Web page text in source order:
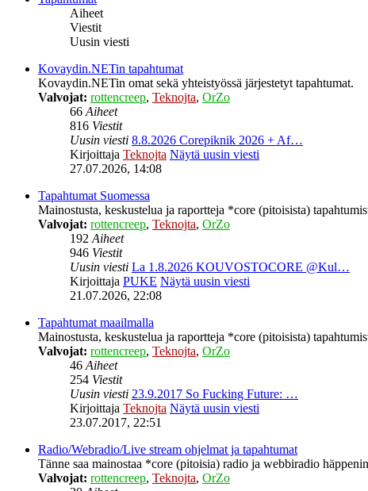
Aiheet
Viestit
Uusin viesti
Kovaydin.NETin tapahtumat
Kovaydin.NETin omat sekä yhteistyössä järjestetyt tapahtumat.
Valvojat: rottencreep, Teknojta, OrZo
66Aiheet
816 Viestit
Uusin viesti 8.8.2026 Corepiknik 2026 + Af…
Kirjoittaja Teknojta Näytä uusin viesti
27.07.2026, 14:08
Tapahtumat Suomessa
Mainostusta, keskustelua ja raportteja *core (pitoisista)
Valvojat: rottencreep, Teknojta, OrZo
192Aiheet
946 Viestit
Uusin viesti La 1.8.2026 KOUVOSTOCORE @Kul…
Kirjoittaja PUKE Näytä uusin viesti
21.07.2026, 22:08
Tapahtumat maailmalla
Mainostusta, keskustelua ja raportteja *core (pitoisista)
Valvojat: rottencreep, Teknojta, OrZo
46Aiheet
254 Viestit
Uusin viesti 23.9.2017 So Fucking Future: …
Kirjoittaja Teknojta Näytä uusin viesti
23.07.2017, 22:51
Radio/Webradio/Live stream ohjelmat ja tapahtumat
Tänne saa mainostaa *core (pitoisia) radio ja webbiradio
Valvojat: rottencreep, Teknojta, OrZo